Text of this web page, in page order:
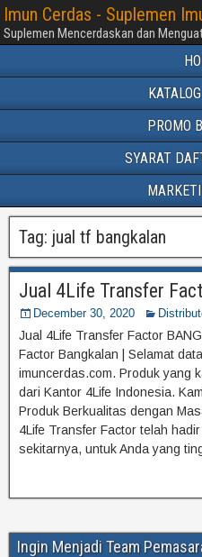
Imun Cerdas - Suplemen
Suplemen Mencerdaskan dan
PROMO
SYARAT
Tag: jual tf bangkalan
Jual 4Life Transfer
December 30, 2020
Jual 4Life Transfer Factor
Factor Bangkalan | Selamat
imuncerdas.com. Produk yang
dari Kantor 4Life Indonesia.
Produk Berkualitas dengan
4Life Transfer Factor telah
sekitarnya, untuk Anda yang
Ingin Menjadi Team